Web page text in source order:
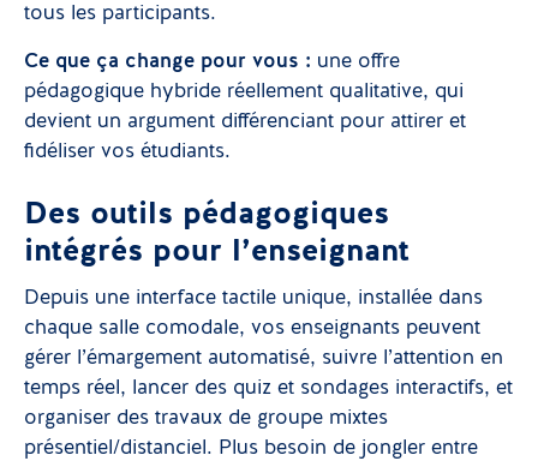
tous les participants.
Ce que ça change pour vous : une offre
pédagogique hybride réellement qualitative, qui
devient un argument différenciant pour attirer et
fidéliser vos étudiants.
Des outils pédagogiques
intégrés pour l’enseignant
Depuis une interface tactile unique, installée dans
chaque salle comodale, vos enseignants peuvent
gérer l’émargement automatisé, suivre l’attention en
temps réel, lancer des quiz et sondages interactifs, et
organiser des travaux de groupe mixtes
présentiel/distanciel. Plus besoin de jongler entre